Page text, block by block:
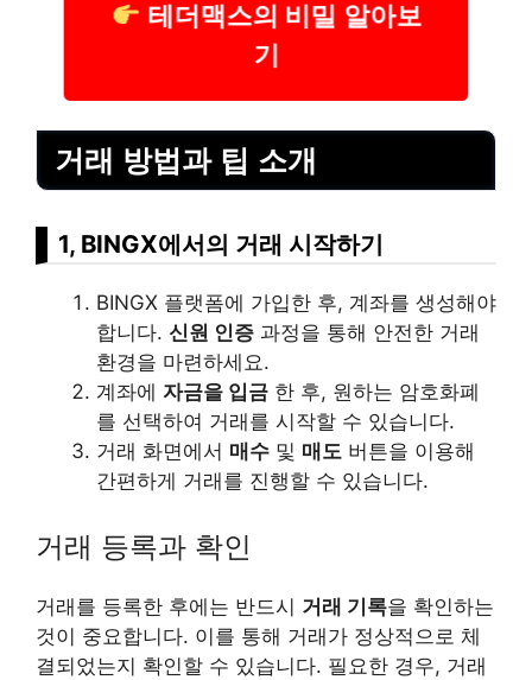
테더맥스의 비밀 알아보
기
거래 방법과 팁 소개
1, BINGX에서의 거래 시작하기
BINGX 플랫폼에 가입한 후, 계좌를 생성해야
합니다. 신원 인증 과정을 통해 안전한 거래
환경을 마련하세요.
계좌에 자금을 입금 한 후, 원하는 암호화폐
를 선택하여 거래를 시작할 수 있습니다.
거래 화면에서 매수 및 매도 버튼을 이용해
간편하게 거래를 진행할 수 있습니다.
거래 등록과 확인
거래를 등록한 후에는 반드시 거래 기록을 확인하는
것이 중요합니다. 이를 통해 거래가 정상적으로 체
결되었는지 확인할 수 있습니다. 필요한 경우, 거래